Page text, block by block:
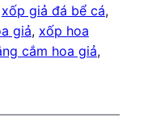
xốp giả đá bể cá ,
giả, xốp hoa
cắm hoa giả ,